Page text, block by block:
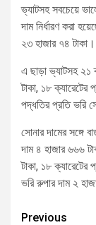
ভ্যাটসহ সবচেয়ে
দাম নির্ধারণ করা
২৩ হাজার ৭৪ টাকা।
এ ছাড়া ভ্যাটসহ ২১
টাকা, ১৮
পদ্ধতির প্রতি ভরি
সোনার দামের সঙ্গে
দাম ৪ হাজার ৬৬৬
টাকা, ১৮ ক্যারেটের
ভরি রুপার দাম ২
Previous